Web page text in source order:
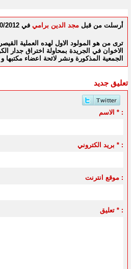
أرسلت من قبل مجد الدين برامي في 04/10/2012 13:13
ترى من هو المولود الاول لهده العملية
الاخوان في الجريدة بمحاولة اختراق جدار
الجمعية المذكورة ونشر لائحة اعضاء مكتبها و
تعليق جديد
الاسم * :
بريد الكتروني * :
موقع انترنت :
تعليق * :